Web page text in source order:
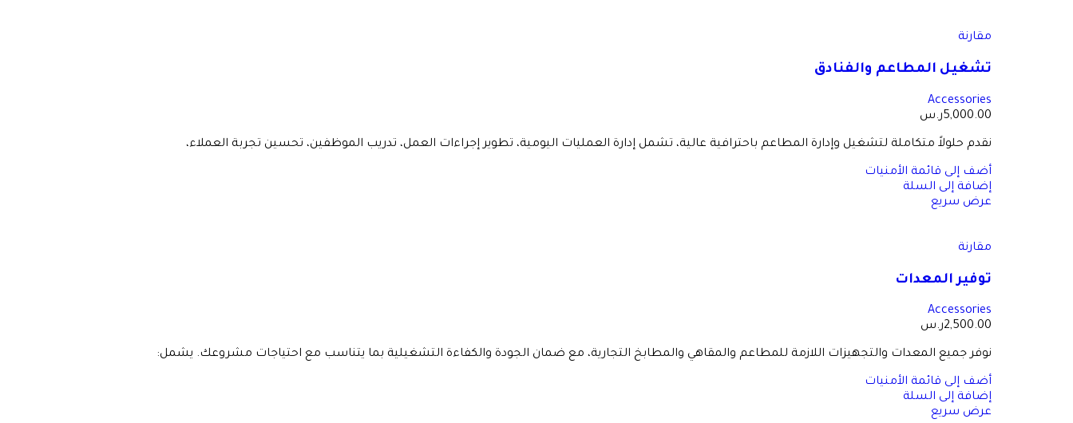
مقارنة
تشغيل المطاعم والفنادق
Accessories
5,000.00ر.س
نقدم حلولاً متكاملة لتشغيل وإدارة المطاعم باحترافية عالية، تشمل إدارة العمليات اليومية، تطوير إجراءات العمل، تدريب الموظفين، تحسين تجربة العملاء،
أضف إلى قائمة الأمنيات
إضافة إلى السلة
عرض سريع
مقارنة
توفير المعدات
Accessories
2,500.00ر.س
نوفر جميع المعدات والتجهيزات اللازمة للمطاعم والمقاهي والمطابخ التجارية، مع ضمان الجودة والكفاءة التشغيلية بما يتناسب مع احتياجات مشروعك. يشمل:
أضف إلى قائمة الأمنيات
إضافة إلى السلة
عرض سريع